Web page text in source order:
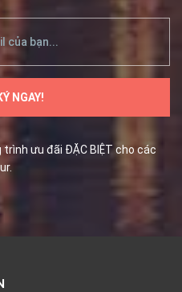
ưu đãi ĐẶC BIỆT cho các